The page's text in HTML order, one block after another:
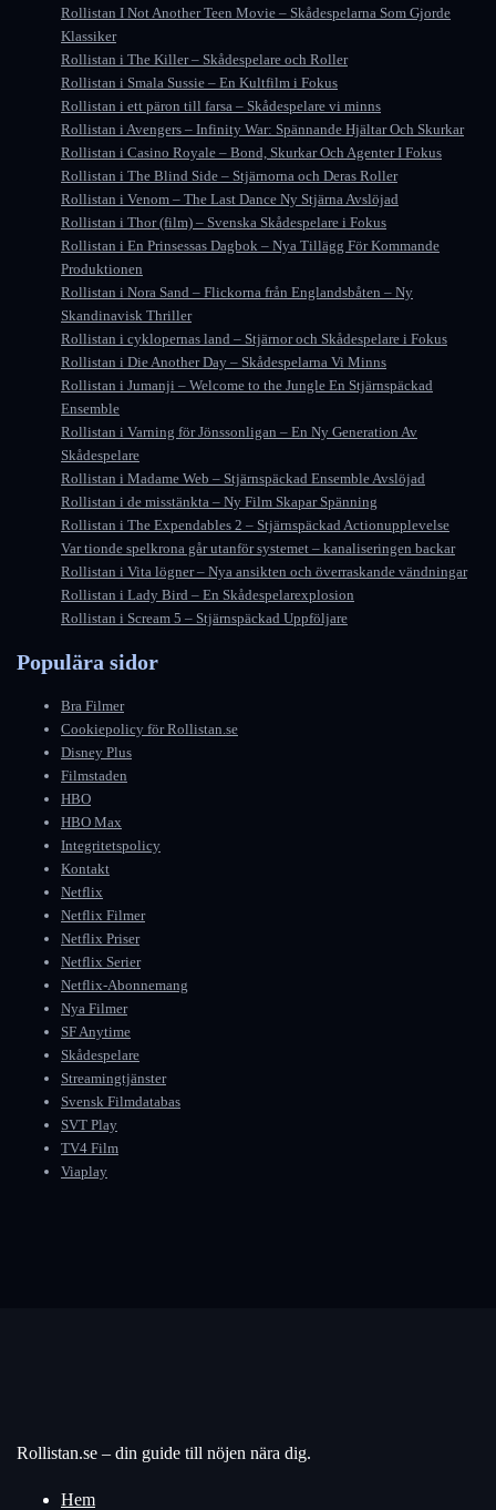
Rollistan I Not Another Teen Movie – Skådespelarna Som Gjorde
Klassiker
Rollistan i The Killer – Skådespelare och Roller
Rollistan i Smala Sussie – En Kultfilm i Fokus
Rollistan i ett päron till farsa – Skådespelare vi minns
Rollistan i Avengers – Infinity War: Spännande Hjältar Och Skurkar
Rollistan i Casino Royale – Bond, Skurkar Och Agenter I Fokus
Rollistan i The Blind Side – Stjärnorna och Deras Roller
Rollistan i Venom – The Last Dance Ny Stjärna Avslöjad
Rollistan i Thor (film) – Svenska Skådespelare i Fokus
Rollistan i En Prinsessas Dagbok – Nya Tillägg För Kommande
Produktionen
Rollistan i Nora Sand – Flickorna från Englandsbåten – Ny
Skandinavisk Thriller
Rollistan i cyklopernas land – Stjärnor och Skådespelare i Fokus
Rollistan i Die Another Day – Skådespelarna Vi Minns
Rollistan i Jumanji – Welcome to the Jungle En Stjärnspäckad
Ensemble
Rollistan i Varning för Jönssonligan – En Ny Generation Av
Skådespelare
Rollistan i Madame Web – Stjärnspäckad Ensemble Avslöjad
Rollistan i de misstänkta – Ny Film Skapar Spänning
Rollistan i The Expendables 2 – Stjärnspäckad Actionupplevelse
Var tionde spelkrona går utanför systemet – kanaliseringen backar
Rollistan i Vita lögner – Nya ansikten och överraskande vändningar
Rollistan i Lady Bird – En Skådespelarexplosion
Rollistan i Scream 5 – Stjärnspäckad Uppföljare
Populära sidor
Bra Filmer
Cookiepolicy för Rollistan.se
Disney Plus
Filmstaden
HBO
HBO Max
Integritetspolicy
Kontakt
Netflix
Netflix Filmer
Netflix Priser
Netflix Serier
Netflix-Abonnemang
Nya Filmer
SF Anytime
Skådespelare
Streamingtjänster
Svensk Filmdatabas
SVT Play
TV4 Film
Viaplay
Rollistan.se – din guide till nöjen nära dig.
Hem